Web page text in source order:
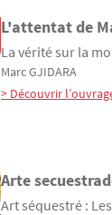
L'attentat de
La vérité sur la
MarcGJIDARA
> Découvrir
Arte
Art séquestré :